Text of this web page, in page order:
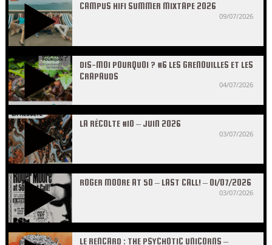
CAMPUS HIFI SUMMER MIXTAPE 2026
09/07/2026
DIS-MOI POURQUOI ? #6 LES GRENOUILLES ET LES
CRAPAUDS
04/07/2026
LA RÉCOLTE #10 – JUIN 2026
03/07/2026
ROGER MOORE AT 50 – LAST CALL! – 01/07/2026
03/07/2026
LE RENCARD : THE PSYCHOTIC UNICORNS –